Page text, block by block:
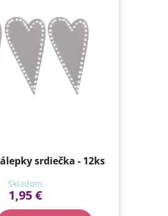
srdiečka - 12ks
Skladom
1,95 €